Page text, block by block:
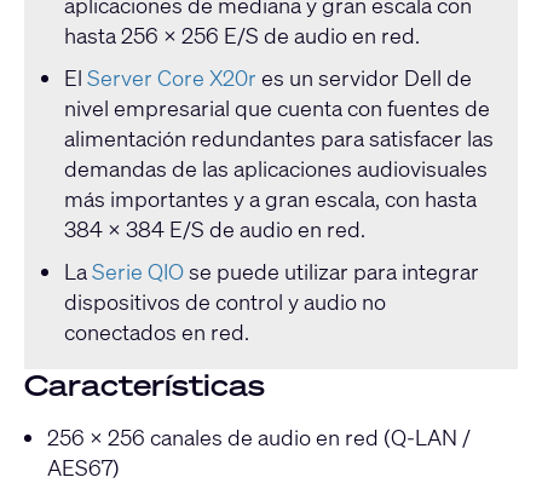
hasta 256 × 256 E/S de audio en red.
El Server Core X20r es un servidor Dell de
nivel empresarial que cuenta con fuentes de
alimentación redundantes para satisfacer las
demandas de las aplicaciones audiovisuales
más importantes y a gran escala, con hasta
384 × 384 E/S de audio en red.
LaSerie QIOse puede utilizar para integrar
dispositivos de control y audio no
conectados en red.
Características
256 × 256 canales de audio en red (Q-LAN /
AES67)